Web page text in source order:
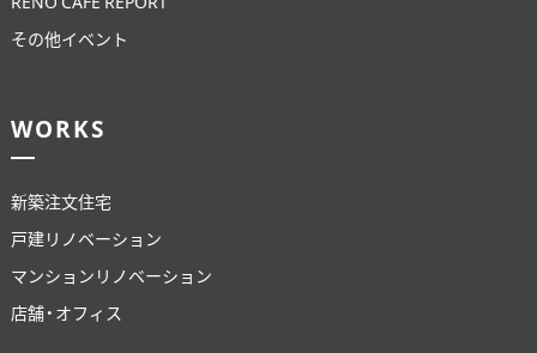
その他イベント
WORKS
新築注文住宅
戸建リノベーション
マンションリノベーション
店舗・オフィス